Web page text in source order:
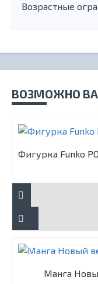
Возрастные
ВОЗМОЖНО
Манга